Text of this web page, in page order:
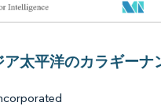
ア太平洋のカラギーナ